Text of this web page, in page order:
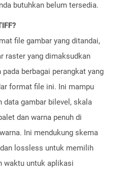
butuhkan belum tersedia.
file gambar yang ditandai,
raster yang dimaksudkan
pada berbagai perangkat yang
format file ini. Ini mampu
data gambar bilevel, skala
dan warna penuh di
Ini mendukung skema
lossless untuk memilih
waktu untuk aplikasi